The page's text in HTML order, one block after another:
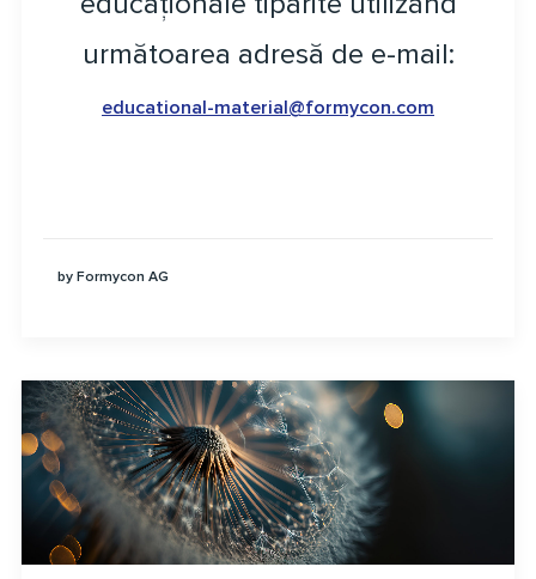
următoarea adresă de e-mail:
educational-material@formycon.com
by Formycon AG